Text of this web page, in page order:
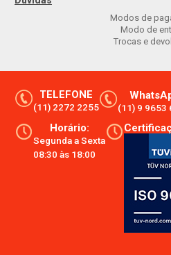
Modos de
Modo de
Trocas e
TELEFONE
(11) 2272 2255 (11) 9 9653
Horário:
Segunda a Sexta
08:30 às 18:00